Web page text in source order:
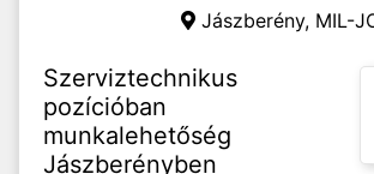
Jászberény, MIL-
Szerviztechnikus
pozícióban
munkalehetőség
Jászberényben